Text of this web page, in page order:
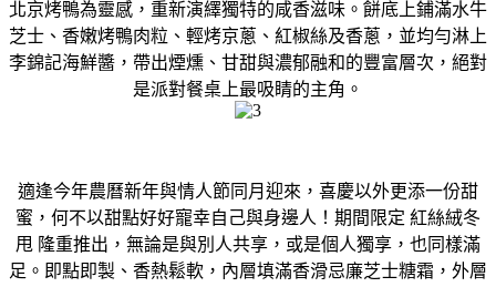
北京烤鴨為靈感，重新演繹獨特的咸香滋味。餅底上鋪滿水牛
芝士、香嫩烤鴨肉粒、輕烤京蔥、紅椒絲及香蔥，並均勻淋上
李錦記海鮮醬，帶出煙燻、甘甜與濃郁融和的豐富層次，絕對
是派對餐桌上最吸睛的主角。
適逢今年農曆新年與情人節同月迎來，喜慶以外更添一份甜
蜜，何不以甜點好好寵幸自己與身邊人！期間限定 紅絲絨冬
甩 隆重推出，無論是與別人共享，或是個人獨享，也同樣滿
足。即點即製、香熱鬆軟，內層填滿香滑忌廉芝士糖霜，外層